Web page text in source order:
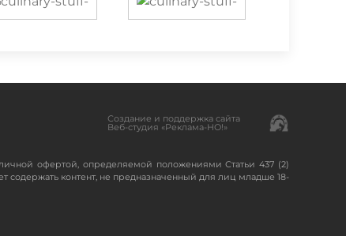
Создание и поддержка сайта
Веб-студия «Реклама-НО!»
офертой, определяемой положениями Статьи 437 (2)
содержать контент, не предназначенный для лиц младше 18-